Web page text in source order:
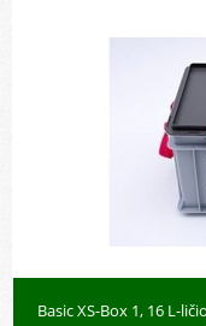
Basic XS-Box 1, 16 L-